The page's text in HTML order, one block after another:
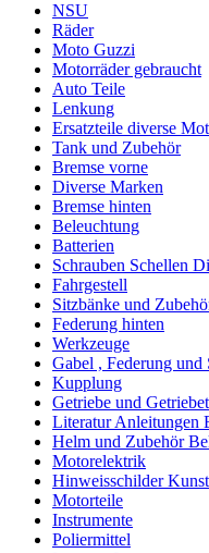
NSU
Räder
Moto Guzzi
Motorräder gebraucht
Auto Teile
Lenkung
Ersatzteile diverse
Tank und Zubehör
Bremse vorne
Diverse Marken
Bremse hinten
Beleuchtung
Batterien
Schrauben Schellen
Fahrgestell
Sitzbänke und
Federung hinten
Werkzeuge
Gabel , Federung
Kupplung
Getriebe und
Literatur Anleitungen
Helm und Zubehör
Motorelektrik
Hinweisschilder
Motorteile
Instrumente
Poliermittel